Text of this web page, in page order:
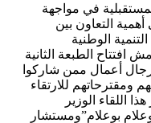
في مواجهة
أهمية التعاون بين
افتتاح الطبعة الثانية
أعمال ممن شاركوا
ومقترحاتهم للارتقاء
اللقاء الوزير
بوعلام”ومستشار